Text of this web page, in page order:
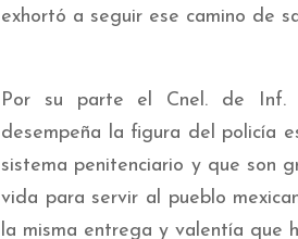
exhortó a seguir ese camino de
Por su parte el Cnel. de Inf.
desempeña la figura del policía
sistema penitenciario y que son
vida para servir al pueblo
la misma entrega y valentía que